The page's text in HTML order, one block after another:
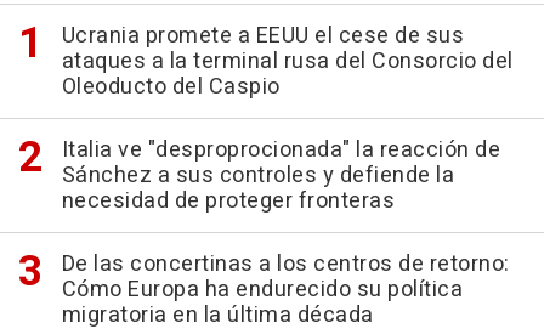
Ucrania promete a EEUU el cese de sus
ataques a la terminal rusa del Consorcio del
Oleoducto del Caspio
Italia ve "desproprocionada" la reacción de
Sánchez a sus controles y defiende la
necesidad de proteger fronteras
De las concertinas a los centros de retorno:
Cómo Europa ha endurecido su política
migratoria en la última década